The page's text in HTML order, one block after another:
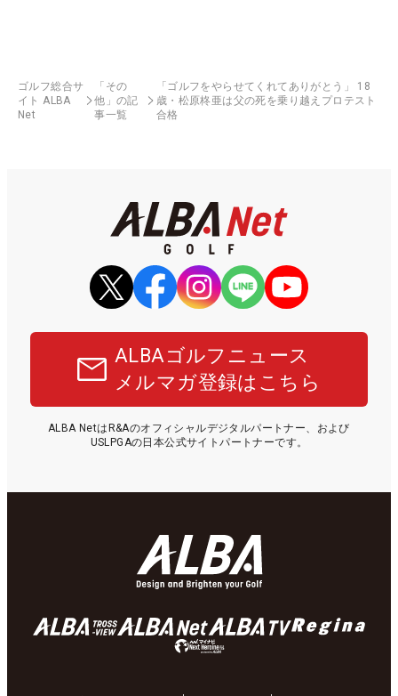
ゴルフ総合サ
イト ALBA
Net
「その
他」の記
事一覧
「ゴルフをやらせてくれてありがとう」 18
歳・松原柊亜は父の死を乗り越えプロテスト
合格
ALBAゴルフニュース
メルマガ登録はこちら
ALBA NetはR&Aのオフィシャルデジタルパートナー、および
USLPGAの日本公式サイトパートナーです。